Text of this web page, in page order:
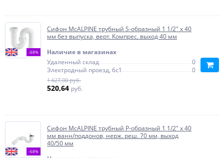
-68%
Сифон McALPINE трубный S-образный 1 1/2" х 40
мм без выпуска, верт. Компрес. выход 40 мм
Наличие в магазинах
Удаленный склад
0
Электродный проезд, 6с1
0
1 627,00 руб.
520,64 руб.
-68%
Сифон McALPINE трубный P-образный 1 1/2" х 40
мм ванн/поддонов, нерж. реш. 70 мм, выход
40/50 мм